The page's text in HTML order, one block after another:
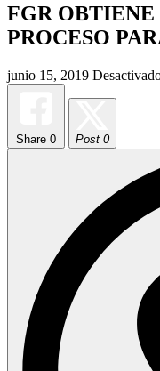
FGR
PROCESO
junio 15, 2019
Share 0 Post 0